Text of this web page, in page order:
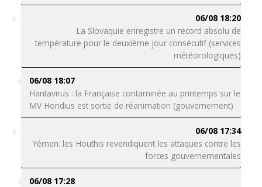
06/08 18:20
La Slovaquie enregistre un record absolu de
température pour le deuxième jour consécutif (services
météorologiques)
06/08 18:07
Hantavirus : la Française contaminée au printemps sur le
MV Hondius est sortie de réanimation (gouvernement)
06/08 17:34
Yémen: les Houthis revendiquent les attaques contre les
forces gouvernementales
06/08 17:28